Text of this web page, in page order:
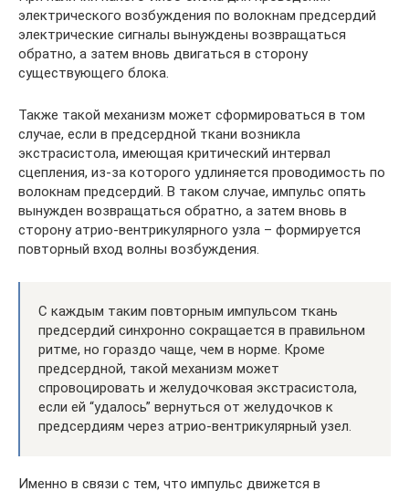
электрического возбуждения по волокнам предсердий
электрические сигналы вынуждены возвращаться
обратно, а затем вновь двигаться в сторону
существующего блока.
Также такой механизм может сформироваться в том
случае, если в предсердной ткани возникла
экстрасистола, имеющая критический интервал
сцепления, из-за которого удлиняется проводимость по
волокнам предсердий. В таком случае, импульс опять
вынужден возвращаться обратно, а затем вновь в
сторону атрио-вентрикулярного узла – формируется
повторный вход волны возбуждения.
С каждым таким повторным импульсом ткань
предсердий синхронно сокращается в правильном
ритме, но гораздо чаще, чем в норме. Кроме
предсердной, такой механизм может
спровоцировать и желудочковая экстрасистола,
если ей “удалось” вернуться от желудочков к
предсердиям через атрио-вентрикулярный узел.
Именно в связи с тем, что импульс движется в